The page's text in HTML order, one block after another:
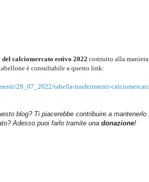
del calciomercato estivo 2022 costruito alla
è consultabile a questo link:
29_07_2022/tabella-trasferimenti-
blog? Ti piacerebbe contribuire a
Adesso puoi farlo tramite una donazione!